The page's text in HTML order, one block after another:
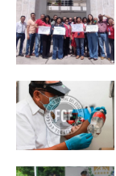
Policíacas
Deportes
Política
Municipios